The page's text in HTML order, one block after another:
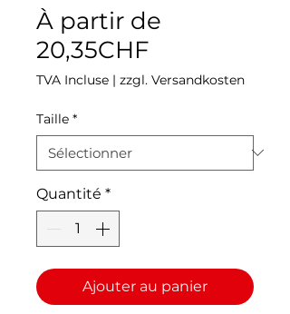
À partir de
20,35CHFPrix
TVA Incluse | zzgl. Versandkosten
Taille *
Quantité *
Ajouter au panier